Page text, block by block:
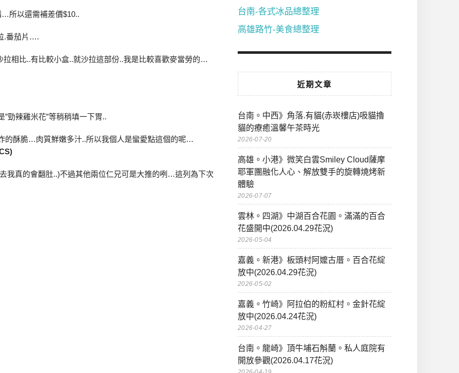
…所以還需補差價$10..
.番茄片….
相比..有比較小盒..就沙拉這部份..我是比較喜歡麥當勞的…
”勁辣雞米花”等稍稍填一下胃..
的酥脆…肉質鮮嫩多汁..所以我個人是蠻愛點這個的呢…
我真的會翻肚..)不過其他兩位仁兄可是大推的咧…這列為下次
台南-各式冰品總整理
高雄路竹-美食總整理
近期文章
台南。中西》角落.有貓(赤崁樓店)吸貓擼
貓的療癒溫馨午茶時光
2026-07-20
高雄。小港》微笑白雲Smiley Cloud薩摩
耶軍團融化人心、解放雙手的旋轉燒烤新
體驗
2026-07-07
雲林。四湖》中湖百合花園。滿滿的百合
花盛開中(2026.04.29花況)
2026-05-04
嘉義。新港》板頭村阿嬤古厝。百合花綻
放中(2026.04.29花況)
2026-05-02
嘉義。竹崎》阿拉伯的粉紅村。金針花綻
放中(2026.04.24花況)
2026-04-27
台南。龍崎》頂牛埔石斛蘭。私人庭院有
開放參觀(2026.04.17花況)